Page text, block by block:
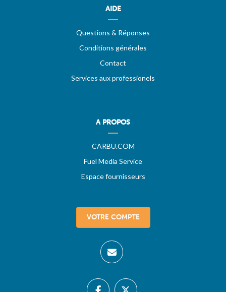
AIDE
Questions & Réponses
Conditions générales
Contact
Services aux professionels
A PROPOS
CARBU.COM
Fuel Media Service
Espace fournisseurs
VOTRE COMPTE